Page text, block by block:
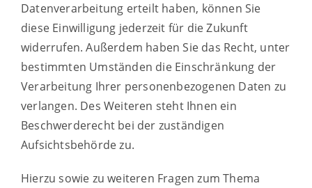
Datenverarbeitung erteilt haben, können Sie
diese Einwilligung jederzeit für die Zukunft
widerrufen. Außerdem haben Sie das Recht, unter
bestimmten Umständen die Einschränkung der
Verarbeitung Ihrer personenbezogenen Daten zu
verlangen. Des Weiteren steht Ihnen ein
Beschwerderecht bei der zuständigen
Aufsichtsbehörde zu.
Hierzu sowie zu weiteren Fragen zum Thema